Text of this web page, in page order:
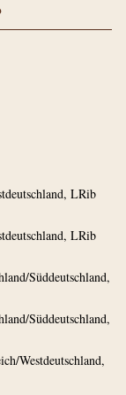
LRib
LRib
Süddeutschland,
Süddeutschland,
Westdeutschland,